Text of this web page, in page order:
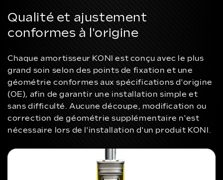
Qualité et ajustement
conformes à l'origine
Chaque amortisseur KONI est conçu avec le plus
grand soin selon des points de fixation et une
géométrie conformes aux spécifications d'origine
(OE), afin de garantir une installation simple et
sans difficulté. Aucune découpe, modification ou
correction de géométrie supplémentaire n'est
nécessaire lors de l'installation d'un produit KONI.